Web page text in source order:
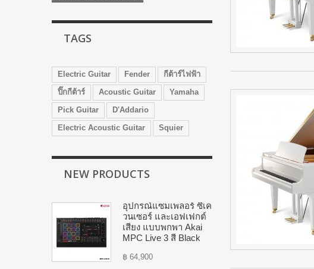
TAGS
Electric Guitar Fender
กีต้าร์ไฟฟ้า
ปิ๊กกีต้าร์
Acoustic Guitar
Yamaha
Pick Guitar
D'Addario
Electric Acoustic Guitar
Squier
NEW PRODUCTS
อุปกรณ์แซมเพลอร์ ซีเค
วนเซอร์ และเอฟเฟกต์
เสียง แบบพกพา Akai
MPC Live 3 สี Black
฿ 64,900